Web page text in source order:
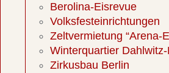
Berolina-Eisrevue
Volksfesteinrichtungen
Zeltvermietung “Arena-
Winterquartier
Zirkusbau Berlin